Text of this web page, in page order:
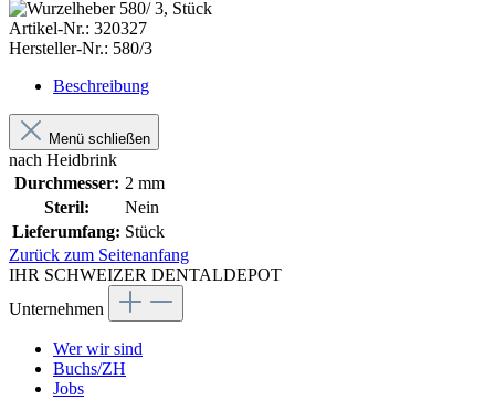
Artikel-Nr.: 320327
Hersteller-Nr.: 580/3
Beschreibung
Menü schließen
nach Heidbrink
Durchmesser: 2 mm
Steril:
Nein
Lieferumfang: Stück
Zurück zum Seitenanfang
IHR SCHWEIZER DENTALDEPOT
Unternehmen
Wer wir sind
Buchs/ZH
Jobs